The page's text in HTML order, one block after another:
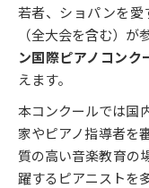
若者、ショパンを愛
（全大会を含む）
ン国際ピアノコンク
えます。
本コンクールでは国
家やピアノ指導者を
質の高い音楽教育の
躍するピアニストを